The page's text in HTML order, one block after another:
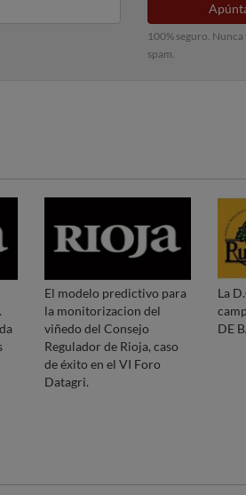
100% seguro.
spam.
El modelo predictivo para
la monitorizacion del
viñedo del Consejo
Regulador de Rioja, caso
de éxito en el VI Foro
Datagri.
La
DE